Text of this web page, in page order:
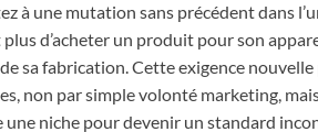
à une mutation sans précédent dans
d’acheter un produit pour son
sa fabrication. Cette exigence
non par simple volonté marketing,
une niche pour devenir un standard